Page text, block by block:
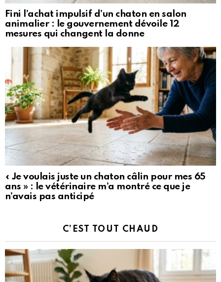
Fini l’achat impulsif d’un chaton en salon
animalier : le gouvernement dévoile 12
mesures qui changent la donne
« Je voulais juste un chaton câlin pour mes 65
ans » : le vétérinaire m’a montré ce que je
n’avais pas anticipé
C’EST TOUT CHAUD